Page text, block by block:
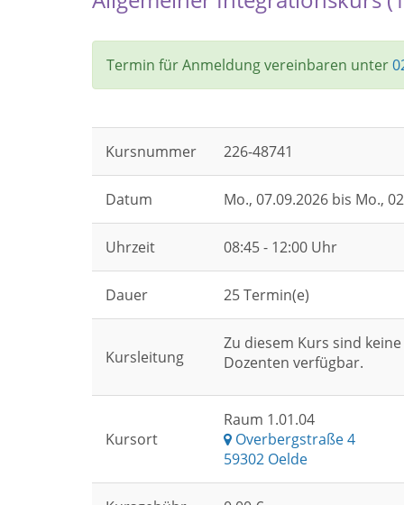
Termin für Anmeldung vereinbaren unter
Kursnummer 226-48741
Datum Mo., 07.09.2026 bis Mo.,
Uhrzeit 08:45 - 12:00 Uhr
Dauer 25 Termin(e)
Kursleitung
Zu diesem Kurs sind
Dozenten verfügbar.
Kursort
Raum 1.01.04
Overbergstraße 4
59302 Oelde